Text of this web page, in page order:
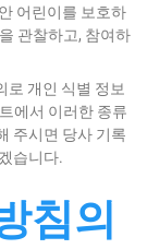
어린이를 보호하
관찰하고, 참여하
로 개인 식별 정보
에서 이러한 종류
주시면 당사 기록
습니다.
침의